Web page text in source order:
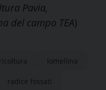
Pavia,
del campo TEA)
lomellina
radice fossati